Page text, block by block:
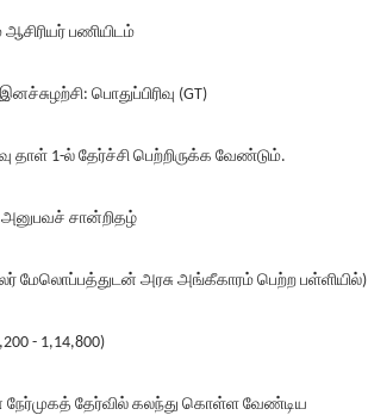
பணியிடம்
பொதுப்பிரிவு (GT)
தாள் 1-ல் தேர்ச்சி பெற்றிருக்க வேண்டும்.
அனுபவச் சான்றிதழ்
மேலொப்பத்துடன் அரசு அங்கீகாரம் பெற்ற பள்ளியில்)
- 1,14,800)
தேர்வில் கலந்து கொள்ள வேண்டிய